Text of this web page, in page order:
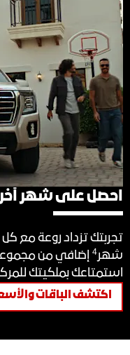
احصل على شهر آخر
تجربتك تزداد روعة مع
شهر4 إضافي من
استمتاعك بملكيتك
اكتشف الباقات